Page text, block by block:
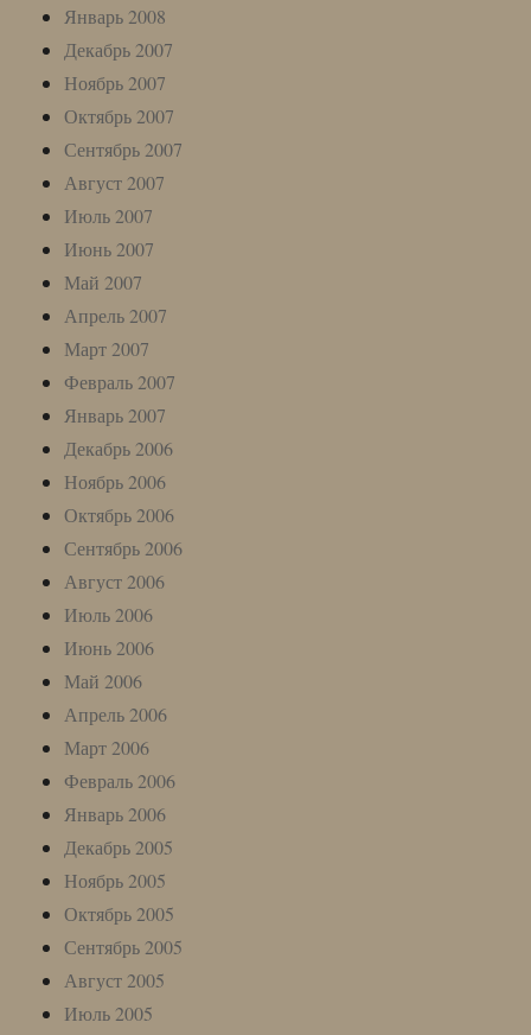
Январь 2008
Декабрь 2007
Ноябрь 2007
Октябрь 2007
Сентябрь 2007
Август 2007
Июль 2007
Июнь 2007
Май 2007
Апрель 2007
Март 2007
Февраль 2007
Январь 2007
Декабрь 2006
Ноябрь 2006
Октябрь 2006
Сентябрь 2006
Август 2006
Июль 2006
Июнь 2006
Май 2006
Апрель 2006
Март 2006
Февраль 2006
Январь 2006
Декабрь 2005
Ноябрь 2005
Октябрь 2005
Сентябрь 2005
Август 2005
Июль 2005